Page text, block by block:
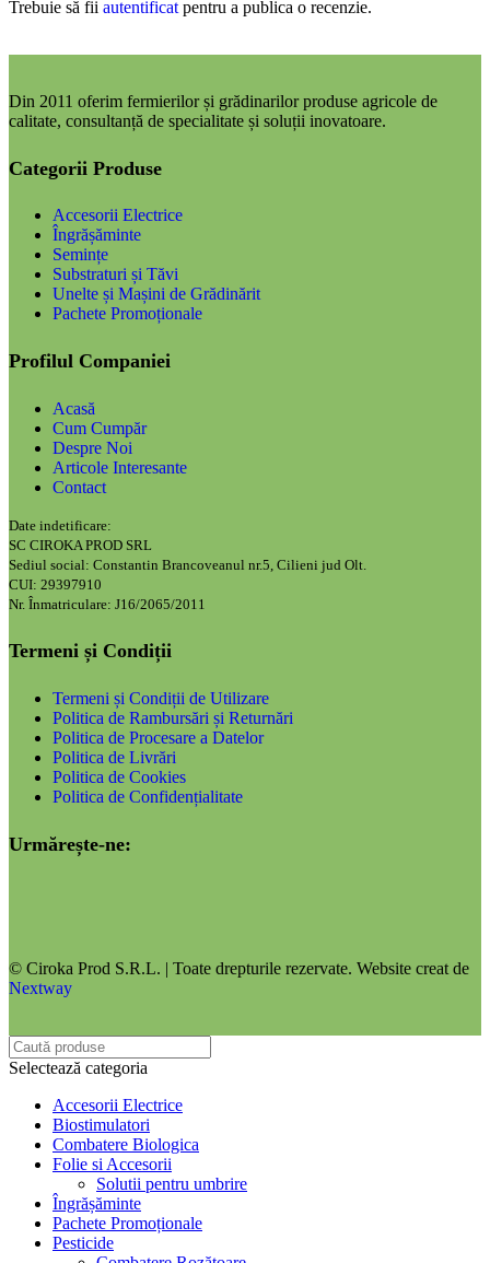
Trebuie să fii autentificat pentru a publica o recenzie.
Din 2011 oferim fermierilor și grădinarilor produse agricole de
calitate, consultanță de specialitate și soluții inovatoare.
Categorii Produse
Accesorii Electrice
Îngrășăminte
Semințe
Substraturi și Tăvi
Unelte și Mașini de Grădinărit
Pachete Promoționale
Profilul Companiei
Acasă
Cum Cumpăr
Despre Noi
Articole Interesante
Contact
Date indetificare:
SC CIROKA PROD SRL
Sediul social: Constantin Brancoveanul nr.5, Cilieni jud Olt.
CUI: 29397910
Nr. Înmatriculare: J16/2065/2011
Termeni și Condiții
Termeni și Condiții de Utilizare
Politica de Rambursări și Returnări
Politica de Procesare a Datelor
Politica de Livrări
Politica de Cookies
Politica de Confidențialitate
Urmărește-ne:
© Ciroka Prod S.R.L. | Toate drepturile rezervate. Website creat de
Nextway
Selectează categoria
Accesorii Electrice
Biostimulatori
Combatere Biologica
Folie si Accesorii
Solutii pentru umbrire
Îngrășăminte
Pachete Promoționale
Pesticide